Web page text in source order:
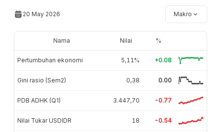
20 May 2026 Makro
Nama Nilai %
Pertumbuhan ekonomi 5,11% +0.08
Gini rasio (Sem2) 0,38 0.00
PDB ADHK (Q1) 3.447,70 -0.77
Nilai Tukar USDIDR 18 -0.54